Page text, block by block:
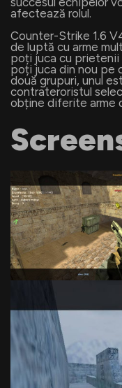
afectează rolul.
Counter-Strike 1.6
de luptă cu arme
poți juca cu prietenii
poți juca din nou pe
două grupuri, unul
contrateroristul
obține diferite arme